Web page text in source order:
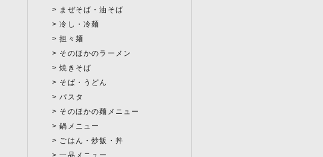
まぜそば・油そば
冷し・冷麺
担々麺
そのほかのラーメン
焼きそば
そば・うどん
パスタ
そのほかの麺メニュー
鍋メニュー
ごはん・炒飯・丼
一品メニュー